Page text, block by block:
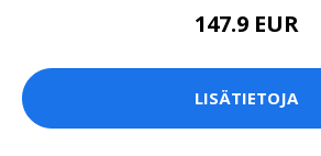
147.9 EUR
LISÄTIETOJA